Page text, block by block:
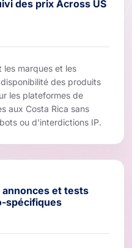
des prix Across US
les marques et les
des produits
les plateformes de
aux Costa Rica sans
ou d'interdictions IP.
et tests
spécifiques